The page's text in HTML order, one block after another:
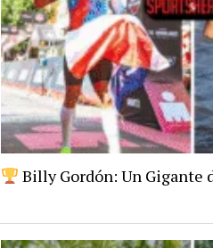
Billy Gordón: Un Gigante